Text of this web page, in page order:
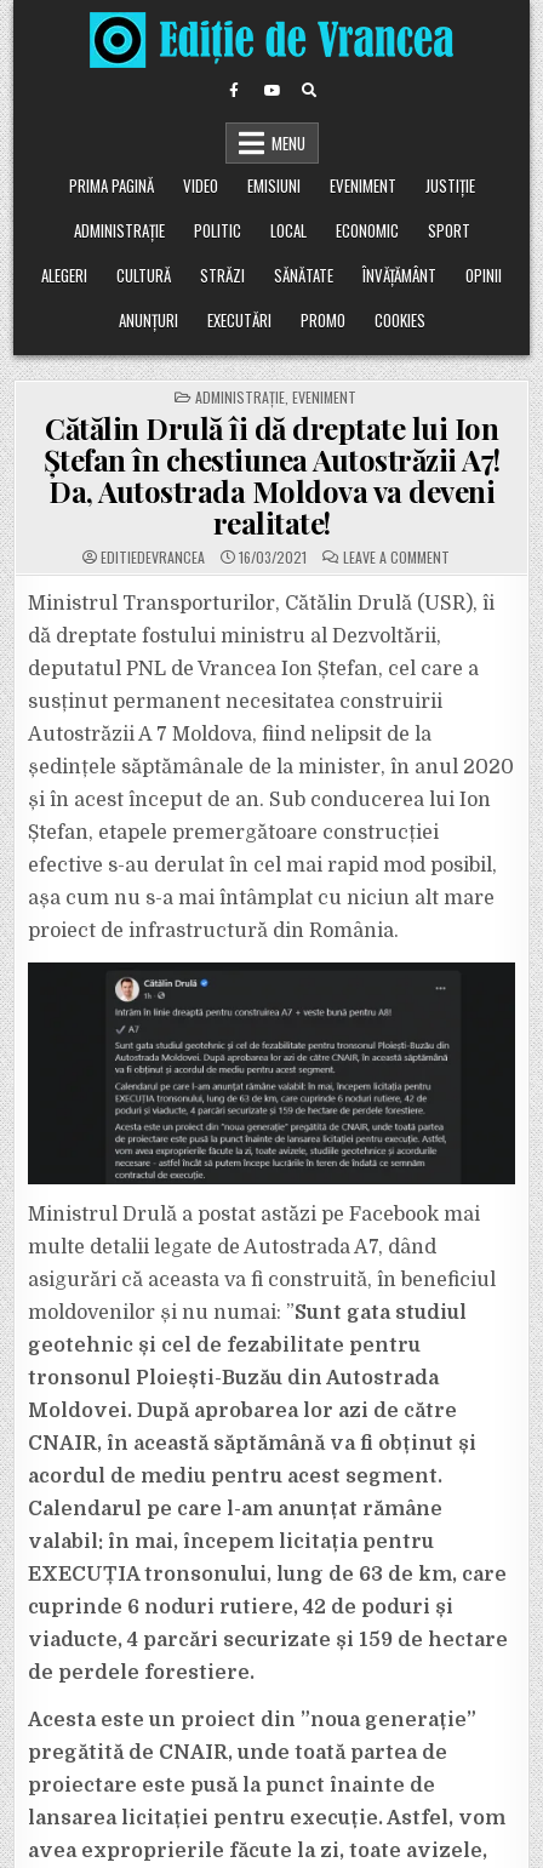
Skip
to
content
MENU
PRIMA PAGINĂ
VIDEO EMISIUNI EVENIMENT
JUSTIȚIE
ADMINISTRAȚIE
POLITIC LOCAL ECONOMIC
SPORT
ALEGERI
CULTURĂ STRĂZI SĂNĂTATE ÎNVĂȚĂMÂNT
OPINII
ANUNȚURI
EXECUTĂRI PROMO COOKIES
POSTED
IN
ADMINISTRAȚIE EVENIMENT
Cătălin Drulă îi dă dreptate lui Ion
Ștefan în chestiunea Autostrăzii A7!
Da, Autostrada Moldova va deveni
realitate!
EDITIEDEVRANCEA 16/03/2021 LEAVE A COMMENTON
CĂTĂLIN
ÎI
DĂ
ȘTEFAN
AUTOSTRADA
MOLDOVA
VA
DEVENI
Ministrul Transporturilor, Cătălin Drulă (USR), îi
dă dreptate fostului ministru al Dezvoltării,
deputatul PNL de Vrancea Ion Ștefan, cel care a
susținut permanent necesitatea construirii
Autostrăzii A 7 Moldova, fiind nelipsit de la
ședințele săptămânale de la minister, în anul 2020
și în acest început de an. Sub conducerea lui Ion
Ștefan, etapele premergătoare construcției
efective s-au derulat în cel mai rapid mod posibil,
așa cum nu s-a mai întâmplat cu niciun alt mare
proiect de infrastructură din România.
Ministrul Drulă a postat astăzi pe Facebook mai
multe detalii legate de Autostrada A7, dând
asigurări că aceasta va fi construită, în beneficiul
moldovenilor și nu numai: ”Sunt gata studiul
geotehnic și cel de fezabilitate pentru
tronsonul Ploiești-Buzău din Autostrada
Moldovei. După aprobarea lor azi de către
CNAIR, în această săptămână va fi obținut și
acordul de mediu pentru acest segment.
Calendarul pe care l-am anunțat rămâne
valabil: în mai, începem licitația pentru
EXECUȚIA tronsonului, lung de 63 de km, care
cuprinde 6 noduri rutiere, 42 de poduri și
viaducte, 4 parcări securizate și 159 de hectare
de perdele forestiere.
Acesta este un proiect din ”noua generație”
pregătită de CNAIR, unde toată partea de
proiectare este pusă la punct înainte de
lansarea licitației pentru execuție. Astfel, vom
avea exproprierile făcute la zi, toate avizele,